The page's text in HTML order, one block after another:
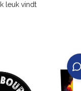
leuk vindt